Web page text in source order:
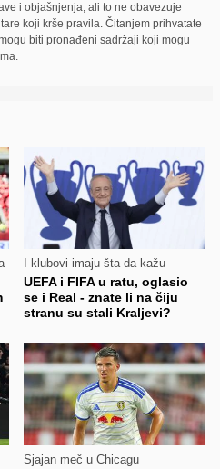
i objašnjenja, ali to ne obavezuje
koji krše pravila. Čitanjem prihvatate
biti pronađeni sadržaji koji mogu
I klubovi imaju šta da kažu
UEFA i FIFA u ratu, oglasio
se i Real - znate li na čiju
stranu su stali Kraljevi?
Sjajan meč u Chicagu